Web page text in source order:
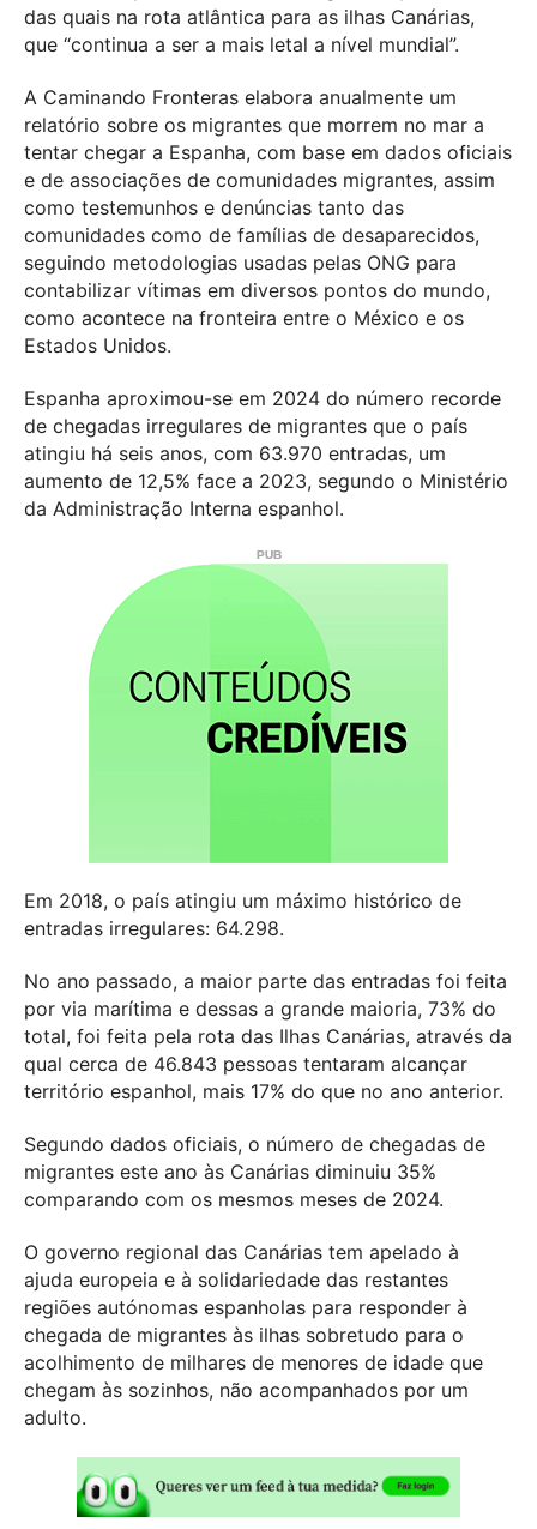
das quais na rota atlântica para as ilhas Canárias,
que “continua a ser a mais letal a nível mundial”.
A Caminando Fronteras elabora anualmente um
relatório sobre os migrantes que morrem no mar a
tentar chegar a Espanha, com base em dados oficiais
e de associações de comunidades migrantes, assim
como testemunhos e denúncias tanto das
comunidades como de famílias de desaparecidos,
seguindo metodologias usadas pelas ONG para
contabilizar vítimas em diversos pontos do mundo,
como acontece na fronteira entre o México e os
Estados Unidos.
Espanha aproximou-se em 2024 do número recorde
de chegadas irregulares de migrantes que o país
atingiu há seis anos, com 63.970 entradas, um
aumento de 12,5% face a 2023, segundo o Ministério
da Administração Interna espanhol.
Em 2018, o país atingiu um máximo histórico de
entradas irregulares: 64.298.
No ano passado, a maior parte das entradas foi feita
por via marítima e dessas a grande maioria, 73% do
total, foi feita pela rota das Ilhas Canárias, através da
qual cerca de 46.843 pessoas tentaram alcançar
território espanhol, mais 17% do que no ano anterior.
Segundo dados oficiais, o número de chegadas de
migrantes este ano às Canárias diminuiu 35%
comparando com os mesmos meses de 2024.
O governo regional das Canárias tem apelado à
ajuda europeia e à solidariedade das restantes
regiões autónomas espanholas para responder à
chegada de migrantes às ilhas sobretudo para o
acolhimento de milhares de menores de idade que
chegam às sozinhos, não acompanhados por um
adulto.